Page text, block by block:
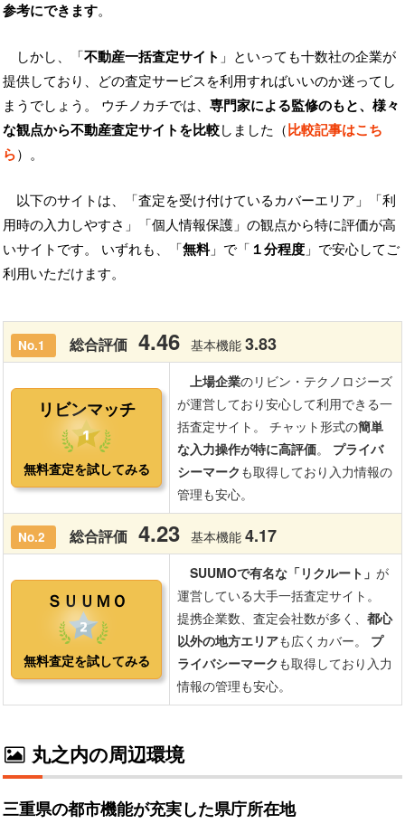
参考にできます。
しかし、「不動産一括査定サイト 」といっても十数社の企業が
提供しており、どの査定サービスを利用すればいいのか迷ってし
まうでしょう。 ウチノカチでは、 専門家による監修のもと、様々
な観点から不動産査定サイトを比較しました（比較記事はこち
ら）。
以下のサイトは、「査定を受け付けているカバーエリア」「利
用時の入力しやすさ」「個人情報保護」の観点から特に評価が高
いサイトです。 いずれも、「無料」で「 １分程度 」で安心してご
利用いただけます。
丸之内の周辺環境
三重県の都市機能が充実した県庁所在地